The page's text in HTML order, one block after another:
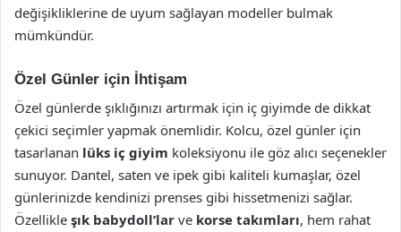
değişikliklerine de uyum sağlayan modeller bulmak
mümkündür.
Özel Günler için İhtişam
Özel günlerde şıklığınızı artırmak için iç giyimde de dikkat
çekici seçimler yapmak önemlidir. Kolcu, özel günler için
tasarlanan lüks iç giyim koleksiyonu ile göz alıcı seçenekler
sunuyor. Dantel, saten ve ipek gibi kaliteli kumaşlar, özel
günlerinizde kendinizi prenses gibi hissetmenizi sağlar.
Özellikle şık babydoll’lar ve korse takımları, hem rahat